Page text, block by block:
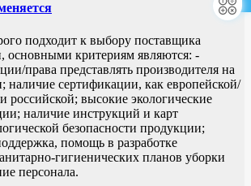
подходит к выбору поставщика
основными критериям являются: -
права представлять производителя на
наличие сертификации, как европейской/
российской; высокие экологические
наличие инструкций и карт
безопасности продукции;
помощь в разработке
гигиенических планов уборки
персонала.